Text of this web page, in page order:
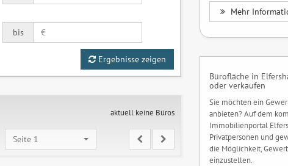
bis
Ergebnisse zeigen
aktuell keine Büros
Seite 1
Mehr
Bürofläche in
oder verkaufen
Sie möchten ein
anbieten? Auf dem
Immobilienportal
Privatpersonen und
die Möglichkeit,
einzustellen.